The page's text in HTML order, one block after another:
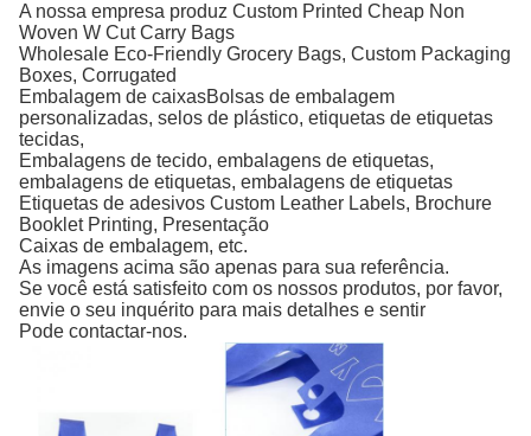
A nossa empresa produz Custom Printed Cheap Non
Woven W Cut Carry Bags
Wholesale Eco-Friendly Grocery Bags, Custom Packaging
Boxes, Corrugated
Embalagem de caixasBolsas de embalagem
personalizadas, selos de plástico, etiquetas de etiquetas
tecidas,
Embalagens de tecido, embalagens de etiquetas,
embalagens de etiquetas, embalagens de etiquetas
Etiquetas de adesivos Custom Leather Labels, Brochure
Booklet Printing, Presentação
Caixas de embalagem, etc.
As imagens acima são apenas para sua referência.
Se você está satisfeito com os nossos produtos, por favor,
envie o seu inquérito para mais detalhes e sentir
Pode contactar-nos.